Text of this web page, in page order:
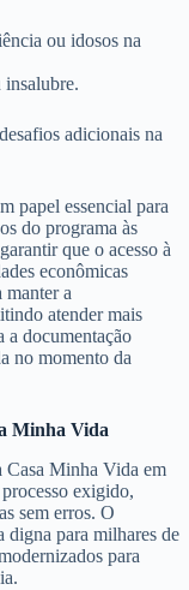
ou idosos na
insalubre.
adicionais na
papel essencial para
do programa às
que o acesso à
econômicas
manter a
atender mais
a documentação
no momento da
Minha Vida
Casa Minha Vida em
exigido,
sem erros. O
digna para milhares de
para